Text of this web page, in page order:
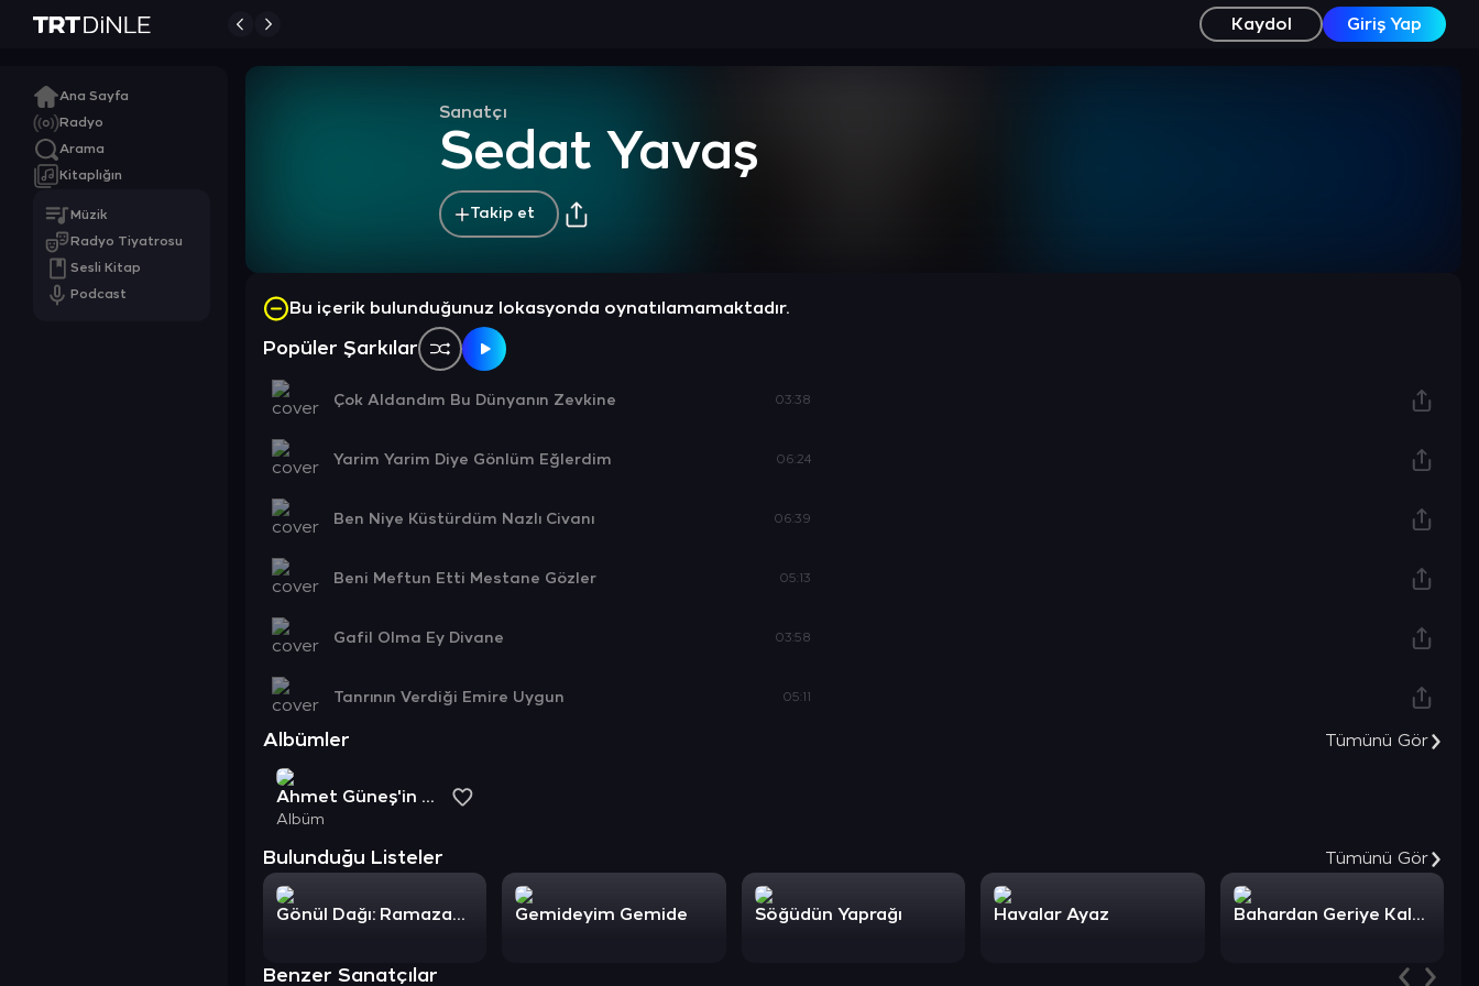
Kaydol Giriş Yap
Ana Sayfa
Radyo
Arama
Kitaplığın
Müzik
Radyo Tiyatrosu
Sesli Kitap
Podcast
Sanatçı
Sedat Yavaş
Takip et
Bu içerik bulunduğunuz lokasyonda oynatılamamaktadır.
Popüler Şarkılar
Çok Aldandım Bu Dünyanın Zevkine 03:38
Yarim Yarim Diye Gönlüm Eğlerdim 06:24
Ben Niye Küstürdüm Nazlı Civanı 06:39
Beni Meftun Etti Mestane Gözler 05:13
Gafil Olma Ey Divane 03:58
Tanrının Verdiği Emire Uygun 05:11
Albümler Tümünü Gör
Ahmet Güneş'in Anısına (Nurhak Ezgileri)
Albüm
Bulunduğu Listeler Tümünü Gör
Gönül Dağı: Ramazan'ın Sevdiği Şarkılar Gemideyim Gemide Söğüdün Yaprağı Havalar Ayaz Bahardan Geriye Kalan
Benzer Sanatçılar